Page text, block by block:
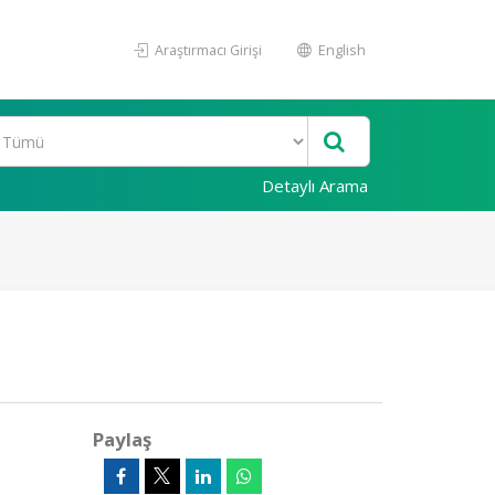
Araştırmacı Girişi English
Detaylı Arama
Paylaş